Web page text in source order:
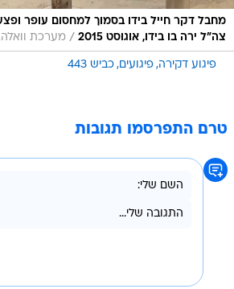
מחבל דקר חייל בידו בסמוך למחסום עופר
צה"ל ירה בו בידו, אוגוסט 2015
/ מערכת
פיגוע דקירה פיגועים כביש 443
טרם התפרסמו תגובות